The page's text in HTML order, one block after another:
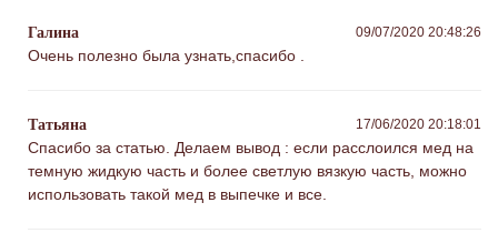
Галина 09/07/2020 20:48:26
Очень полезно была узнать,спасибо .
Татьяна 17/06/2020 20:18:01
Спасибо за статью. Делаем вывод : если расслоился мед на
темную жидкую часть и более светлую вязкую часть, можно
использовать такой мед в выпечке и все.